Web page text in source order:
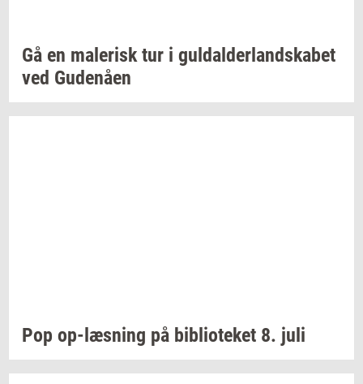
Gå en ma­le­risk tur i gul­dal­der­land­ska­bet
ved Gu­denå­en
Pop op-​læsning på bi­bli­o­te­ket 8. juli